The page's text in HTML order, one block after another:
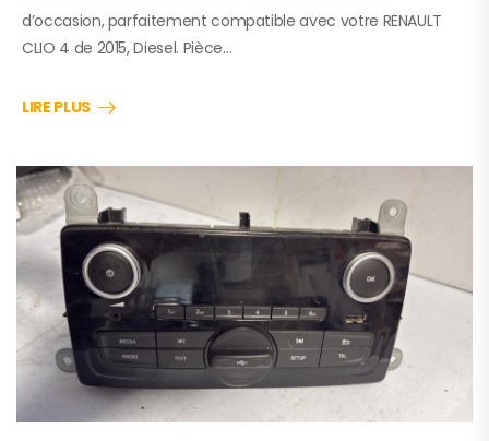
d’occasion, parfaitement compatible avec votre RENAULT
CLIO 4 de 2015, Diesel. Pièce…
LIRE PLUS